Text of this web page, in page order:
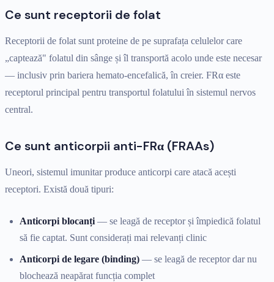
Ce sunt receptorii de folat
Receptorii de folat sunt proteine de pe suprafața celulelor care
„captează" folatul din sânge și îl transportă acolo unde este necesar
— inclusiv prin bariera hemato-encefalică, în creier. FRα este
receptorul principal pentru transportul folatului în sistemul nervos
central.
Ce sunt anticorpii anti-FRα (FRAAs)
Uneori, sistemul imunitar produce anticorpi care atacă acești
receptori. Există două tipuri:
Anticorpi blocanți — se leagă de receptor și împiedică folatul
să fie captat. Sunt considerați mai relevanți clinic
Anticorpi de legare (binding) — se leagă de receptor dar nu
blochează neapărat funcția complet